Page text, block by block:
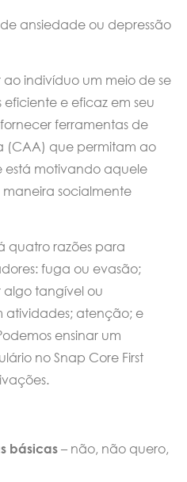
ansiedade ou depressão
indivíduo um meio de se
eficiente e eficaz em seu
ferramentas de
(CAA) que permitam ao
está motivando aquele
socialmente
quatro razões para
fuga ou evasão;
algo tangível ou
atividades; atenção; e
ensinar um
no Snap Core First
básicas – não, não quero,